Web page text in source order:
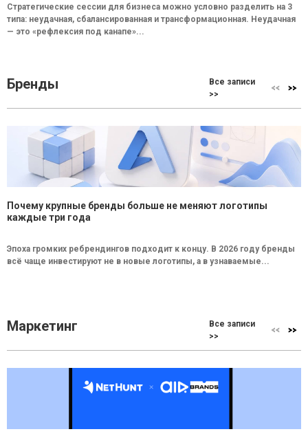
Стратегические сессии для бизнеса можно условно разделить на 3
типа: неудачная, сбалансированная и трансформационная. Неудачная
— это «рефлексия под канапе»...
Бренды
Все записи
>>
Почему крупные бренды больше не меняют логотипы
каждые три года
Эпоха громких ребрендингов подходит к концу. В 2026 году бренды
всё чаще инвестируют не в новые логотипы, а в узнаваемые...
Маркетинг
Все записи
>>